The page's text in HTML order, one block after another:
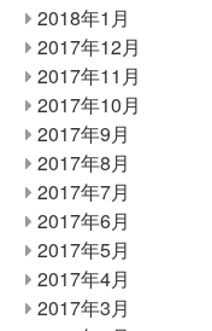
2018年1月
2017年12月
2017年11月
2017年10月
2017年9月
2017年8月
2017年7月
2017年6月
2017年5月
2017年4月
2017年3月